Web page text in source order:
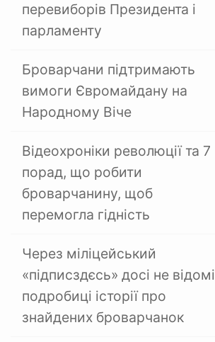
перевиборів Президента і
парламенту
Броварчани підтримають
вимоги Євромайдану на
Народному Віче
Відеохроніки революції та 7
порад, що робити
броварчанину, щоб
перемогла гідність
Через міліцейський
«підписздєсь» досі не відомі
подробиці історії про
знайдених броварчанок